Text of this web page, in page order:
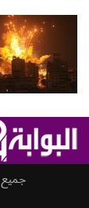
جميع